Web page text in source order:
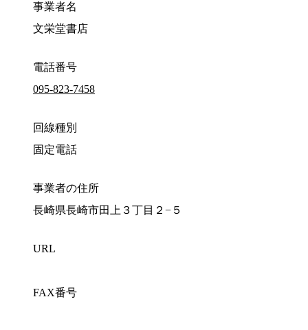
事業者名
文栄堂書店
電話番号
095-823-7458
回線種別
固定電話
事業者の住所
長崎県長崎市田上３丁目２−５
URL
FAX番号